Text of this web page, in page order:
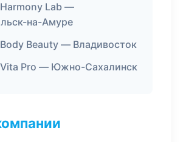
Lab —
на-Амуре
Beauty — Владивосток
Pro — Южно-Сахалинск